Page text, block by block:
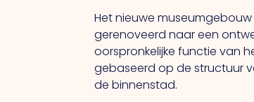
Het nieuwe
gerenoveerd naar een
oorspronkelijke functie van
gebaseerd op de structuur
de binnenstad.